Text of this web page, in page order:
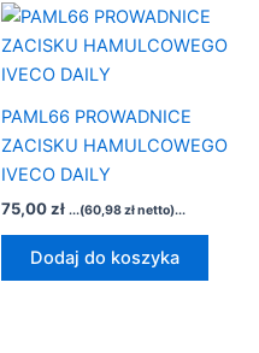
PAML66 PROWADNICE
ZACISKU HAMULCOWEGO
IVECO DAILY
75,00zł ...(60,98złnetto)...
Dodaj do koszyka